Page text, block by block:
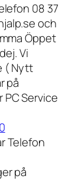
08 37
och
Öppet
Vi
( Nytt
på
PC Service
Telefon
på